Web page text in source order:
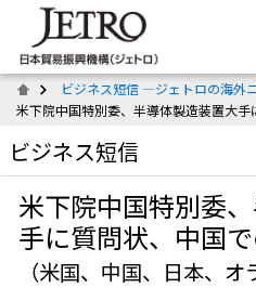
ビジネス短信 ―ジェトロの海外
米下院中国特別委、半導体製造装置大
ビジネス短信
米下院中国特別委
手に質問状、中国
（米国、中国、日本、オ